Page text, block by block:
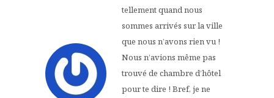
tellement quand nous
sommes arrivés sur la ville
que nous n’avons rien vu !
Nous n’avions même pas
trouvé de chambre d’hôtel
pour te dire ! Bref, je ne